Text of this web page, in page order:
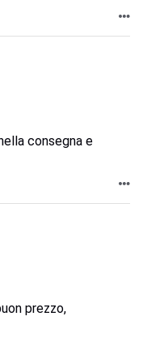
consegna e
prezzo,